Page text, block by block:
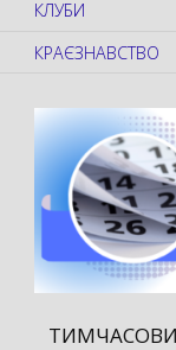
КЛУБИ
КРАЄЗНАВСТВО